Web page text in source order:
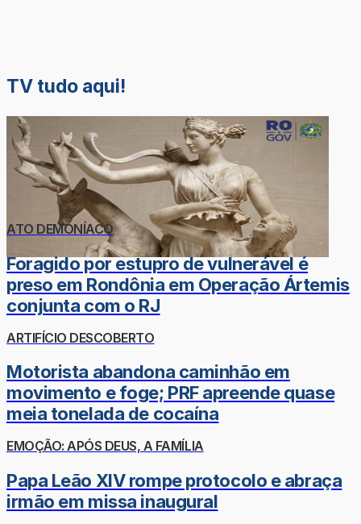
TV tudo aqui!
ATO DEMONÍACO
Foragido por estupro de vulnerável é
preso em Rondônia em Operação Ártemis
conjunta com o RJ
ARTIFÍCIO DESCOBERTO
Motorista abandona caminhão em
movimento e foge; PRF apreende quase
meia tonelada de cocaína
EMOÇÃO: APÓS DEUS, A FAMÍLIA
Papa Leão XIV rompe protocolo e abraça
irmão em missa inaugural